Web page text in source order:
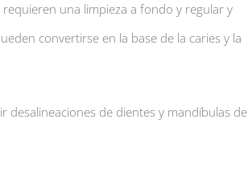
una limpieza a fondo y regular y
convertirse en la base de la caries y la
de dientes y mandíbulas de